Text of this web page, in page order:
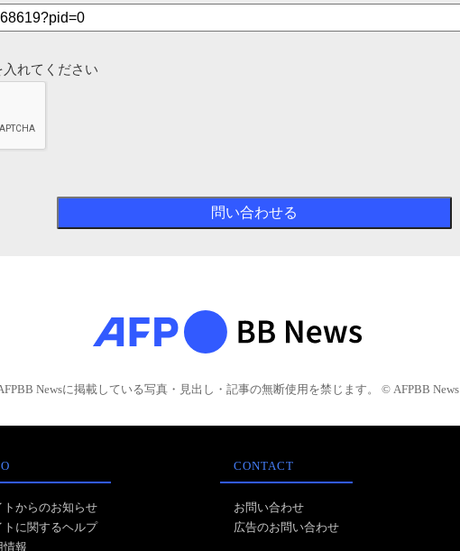
れてください
Newsに掲載している写真・見出し・記事の無断使用を禁じます。 © AFPBB News
トからのお知らせ
トに関するヘルプ
情報
CONTACT
お問い合わせ
広告のお問い合わせ